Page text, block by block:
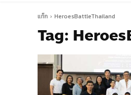
แท็ก HeroesBattleThailand
Tag: